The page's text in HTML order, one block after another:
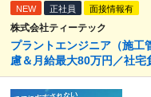
NEW 正社員 面接情報有
株式会社ティーテック
プラントエンジニア（施工
慮＆月給最大80万円／社宅